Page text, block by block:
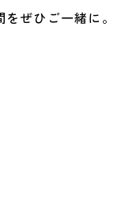
ぜひご一緒に。